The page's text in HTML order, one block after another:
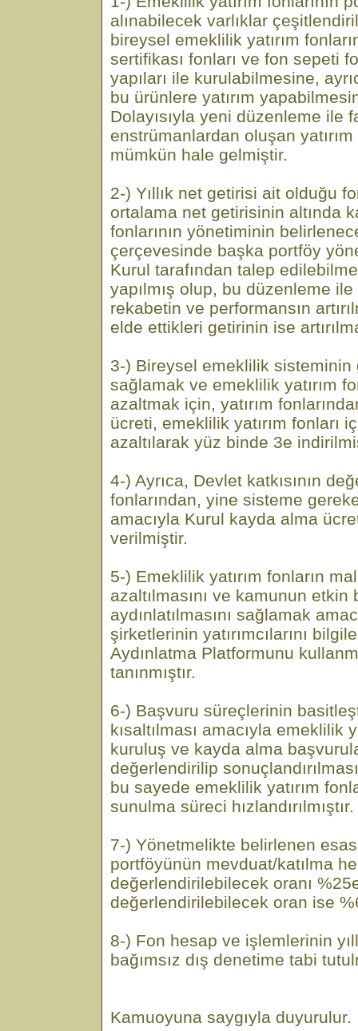
alınabilecek varlıklar
bireysel emeklilik yatırım
sertifikası fonları ve fon sepeti
yapıları ile kurulabilmesine,
bu ürünlere yatırım
Dolayısıyla yeni düzenleme ile
enstrümanlardan oluşan yatırım
mümkün hale gelmiştir.
2-) Yıllık net getirisi ait olduğu
ortalama net getirisinin altında
fonlarının yönetiminin
çerçevesinde başka portföy
Kurul tarafından talep
yapılmış olup, bu düzenleme
rekabetin ve performansın
elde ettikleri getirinin ise
3-) Bireysel emeklilik sisteminin
sağlamak ve emeklilik yatırım
azaltmak için, yatırım
ücreti, emeklilik yatırım fonları
azaltılarak yüz binde 3e
4-) Ayrıca, Devlet katkısının
fonlarından, yine sisteme
amacıyla Kurul kayda alma
verilmiştir.
5-) Emeklilik yatırım fonların
azaltılmasını ve kamunun etkin
aydınlatılmasını sağlamak
şirketlerinin yatırımcılarını
Aydınlatma Platformunu
tanınmıştır.
6-) Başvuru süreçlerinin
kısaltılması amacıyla emeklilik
kuruluş ve kayda alma
değerlendirilip
bu sayede emeklilik yatırım
sunulma süreci hızlandırılmıştır.
7-) Yönetmelikte belirlenen
portföyünün mevduat/katılma
değerlendirilebilecek oranı
değerlendirilebilecek oran ise
8-) Fon hesap ve işlemlerinin
bağımsız dış denetime tabi
Kamuoyuna saygıyla duyurulur.